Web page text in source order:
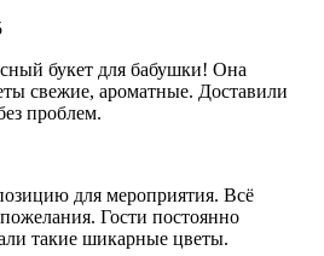
букет для бабушки! Она
свежие, ароматные. Доставили
проблем.
для мероприятия. Всё
Гости постоянно
такие шикарные цветы.